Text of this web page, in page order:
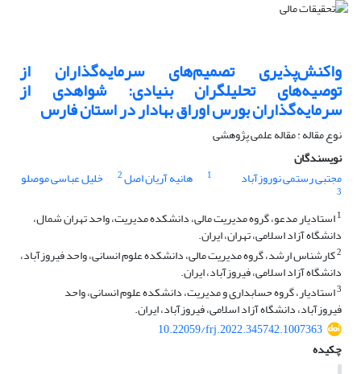
واکنش‌پذیری تصمیم‌های سرمایه‌گذاران از
توصیه‌های تحلیلگران بنیادی: شواهدی از
سرمایه‌گذاران بورس اوراق بهادار در استان فارس
نوع مقاله : مقاله علمی پژوهشی
نویسندگان
مجتبی رستمی نوروزآباد
1 هانیه آریان اصل2 خلیل عباسی موصلو
3
1استادیار مدعو، گروه مدیریت مالی، دانشکده مدیریت، واحد تهران شمال،
دانشگاه آزاد اسلامی، تهران، ایران.
2کارشناس ارشد، گروه مدیریت مالی، دانشکده علوم انسانی، واحد فیروزآباد،
دانشگاه آزاد اسلامی، فیروزآباد، ایران.
3استادیار، گروه حسابداری و مدیریت، دانشکده علوم انسانی، واحد
فیروزآباد، دانشگاه آزاد اسلامی، فیروزآباد، ایران.
10.22059/frj.2022.345742.1007363
چکیده